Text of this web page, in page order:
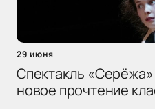
29 июня
Спектакль
новое прочтение